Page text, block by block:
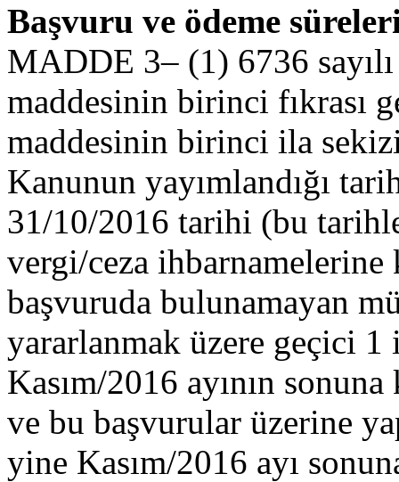
Başvuru ve ödeme
MADDE 3– (1) 6736
maddesinin birinci fıkrası
maddesinin birinci ila
Kanunun yayımlandığı
31/10/2016 tarihi (bu
vergi/ceza
başvuruda bulunamayan
yararlanmak üzere geçici
Kasım/2016 ayının
ve bu başvurular üzerine
yine Kasım/2016 ayı